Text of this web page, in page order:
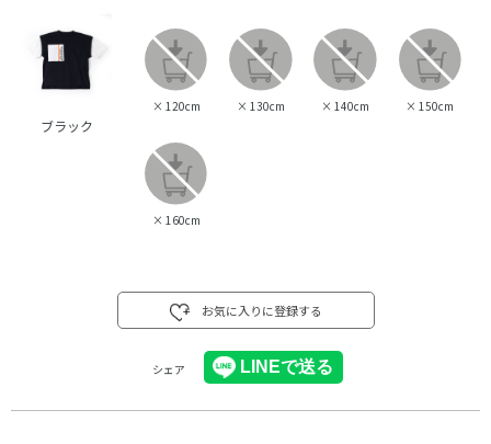
ブラック
× 120cm × 130cm × 140cm × 150cm
× 160cm
お気に入りに登録する
シェア